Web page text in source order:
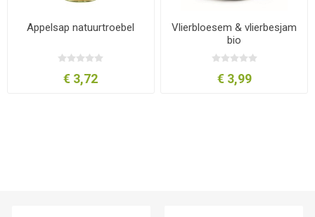
Appelsap natuurtroebel
€ 3,72
Vlierbloesem & vlierbesjam
bio
€ 3,99